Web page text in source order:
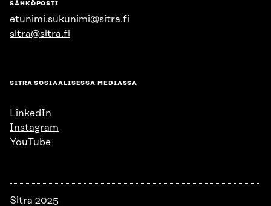
SÄHKÖPOSTI
etunimi.sukunimi@sitra.fi
sitra@sitra.fi
SITRA SOSIAALISESSA MEDIASSA
LinkedIn
Instagram
YouTube
Sitra 2025